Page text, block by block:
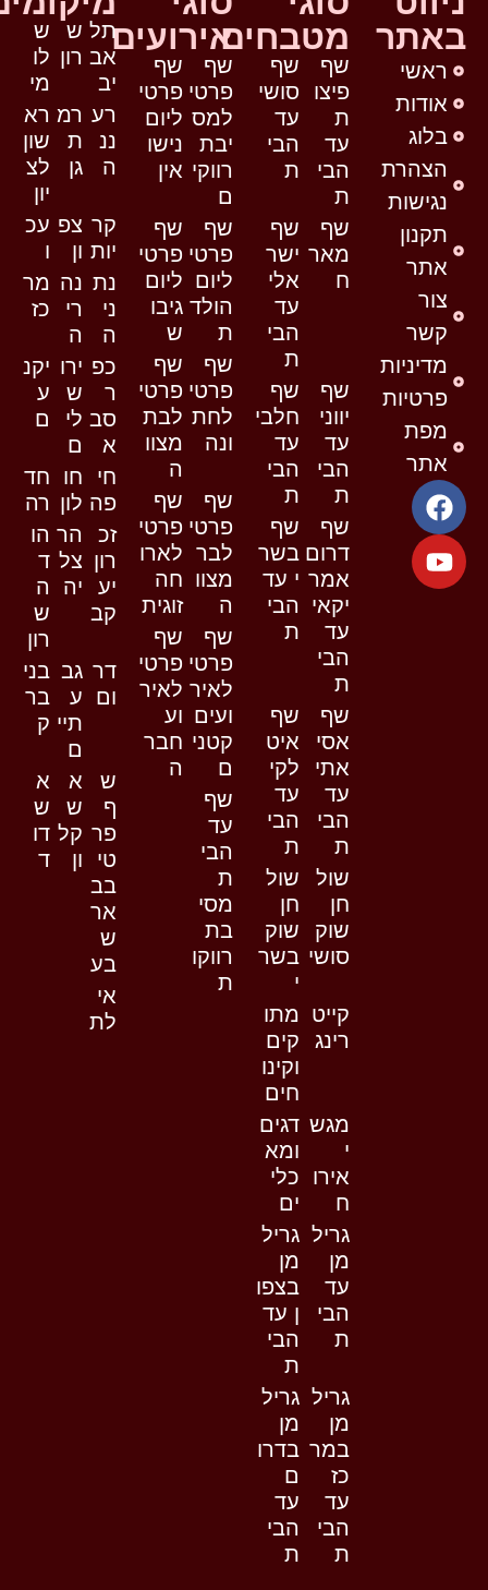
באתר
ראשי
אודות
בלוג
הצהרת
נגישות
תקנון
אתר
צור
קשר
מדיניות
פרטיות
מפת
אתר
מטבחים
שף
פיצו
ת
עד
הבי
ת
שף
סושי
עד
הבי
ת
שף
מאר
ח
שף
ישר
אלי
עד
הבי
ת
שף
יווני
עד
הבי
ת
שף
חלבי
עד
הבי
ת
שף
דרום
אמר
יקאי
עד
הבי
ת
שף
בשר
י עד
הבי
ת
שף
אסי
אתי
עד
הבי
ת
שף
איט
לקי
עד
הבי
ת
שול
חן
שוק
סושי
שול
חן
שוק
בשר
י
קייט
רינג
מתו
קים
וקינו
חים
מגש
י
אירו
ח
דגים
ומא
כלי
ים
גריל
מן
עד
הבי
ת
גריל
מן
בצפו
ן עד
הבי
ת
גריל
מן
במר
כז
עד
הבי
ת
גריל
מן
בדרו
ם
עד
הבי
ת
אירועים
שף
פרטי
למס
יבת
רווקי
ם
שף
פרטי
ליום
נישו
אין
שף
פרטי
ליום
הולד
ת
שף
פרטי
ליום
גיבו
ש
שף
פרטי
לחת
ונה
שף
פרטי
לבת
מצוו
ה
שף
פרטי
לבר
מצוו
ה
שף
פרטי
לארו
חה
זוגית
שף
פרטי
לאיר
ועים
קטני
ם
שף
פרטי
לאיר
וע
חבר
ה
שף
עד
הבי
ת
מסי
בת
רווקו
ת
תל
אב
יב
ש
רון
ש
לו
מי
רע
ננ
ה
רמ
ת
גן
רא
שון
לצ
יון
קר
יות
צפ
ון
עכ
ו
נת
ני
ה
נה
רי
ה
מר
כז
כפ
ר
סב
א
ירו
ש
לי
ם
יקנ
ע
ם
חי
פה
חו
לון
חד
רה
זכ
רון
יע
קב
הר
צל
יה
הו
ד
ה
ש
רון
דר
ום
גב
ע
תיי
ם
בני
בר
ק
ש
ף
פר
טי
בב
אר
ש
בע
א
ש
קל
ון
א
ש
דו
ד
אי
לת